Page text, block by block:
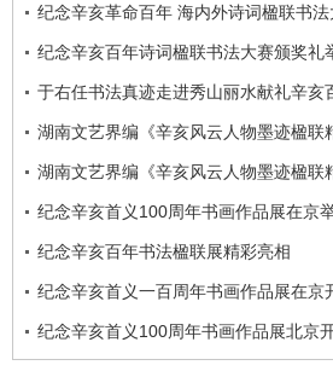
纪念辛亥革命百年 海内外诗词楹联书法
纪念辛亥百年诗词楹联书法大赛颁奖礼
于右任书法真迹走进秀山丽水献礼辛亥
湖南文艺界编《辛亥风云人物墨迹楹联
湖南文艺界编《辛亥风云人物墨迹楹联
纪念辛亥首义100周年书画作品展在京
纪念辛亥百年书法楹联展精彩亮相
纪念辛亥首义一百周年书画作品展在京
纪念辛亥首义100周年书画作品展北京